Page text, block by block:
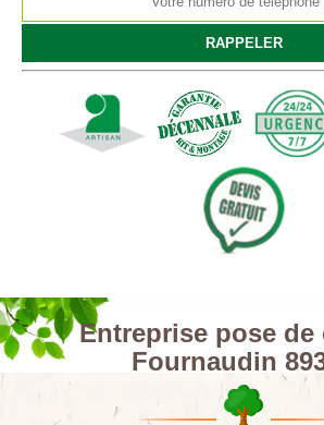
Entreprise pose de
Fournaudin